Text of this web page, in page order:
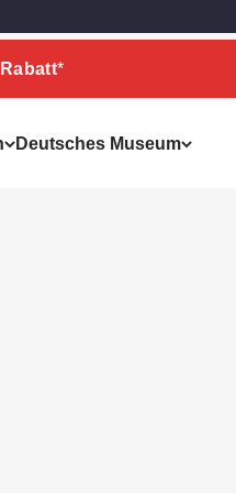
*
Deutsches Museum